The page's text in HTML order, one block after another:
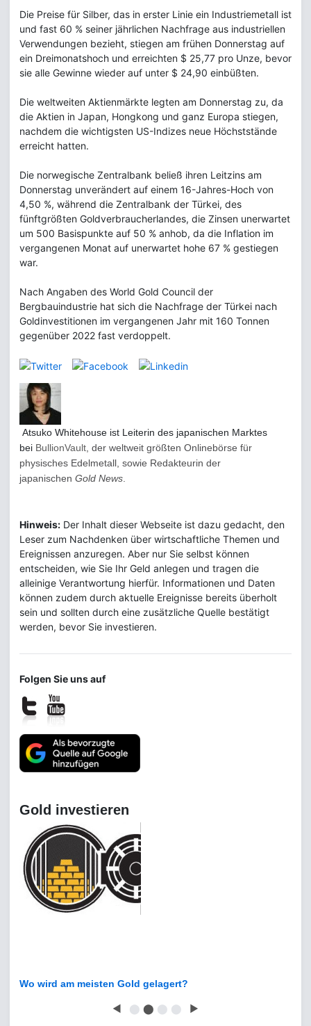
Die Preise für Silber, das in erster Linie ein Industriemetall ist
und fast 60 % seiner jährlichen Nachfrage aus industriellen
Verwendungen bezieht, stiegen am frühen Donnerstag auf
ein Dreimonatshoch und erreichten $ 25,77 pro Unze, bevor
sie alle Gewinne wieder auf unter $ 24,90 einbüßten.
Die weltweiten Aktienmärkte legten am Donnerstag zu, da
die Aktien in Japan, Hongkong und ganz Europa stiegen,
nachdem die wichtigsten US-Indizes neue Höchststände
erreicht hatten.
Die norwegische Zentralbank beließ ihren Leitzins am
Donnerstag unverändert auf einem 16-Jahres-Hoch von
4,50 %, während die Zentralbank der Türkei, des
fünftgrößten Goldverbraucherlandes, die Zinsen unerwartet
um 500 Basispunkte auf 50 % anhob, da die Inflation im
vergangenen Monat auf unerwartet hohe 67 % gestiegen
war.
Nach Angaben des World Gold Council der
Bergbauindustrie hat sich die Nachfrage der Türkei nach
Goldinvestitionen im vergangenen Jahr mit 160 Tonnen
gegenüber 2022 fast verdoppelt.
Atsuko Whitehouse ist Leiterin des japanischen Marktes
bei BullionVault , der weltweit größten Onlinebörse für
physisches Edelmetall, sowie Redakteurin der
japanischen Gold News
Hinweis: Der Inhalt dieser Webseite ist dazu gedacht, den
Leser zum Nachdenken über wirtschaftliche Themen und
Ereignissen anzuregen. Aber nur Sie selbst können
entscheiden, wie Sie Ihr Geld anlegen und tragen die
alleinige Verantwortung hierfür. Informationen und Daten
können zudem durch aktuelle Ereignisse bereits überholt
sein und sollten durch eine zusätzliche Quelle bestätigt
werden, bevor Sie investieren.
Folgen Sie uns auf
Gold investieren
Wo wird am meisten Gold gelagert?
◀ ⬤ ⬤ ⬤ ⬤ ▶